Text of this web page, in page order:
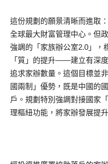
這份規劃的願景清晰而進取
全球最大財富管理中心。但
強調的「家族辦公室2.0」，
「質」的提升——建立有深
追求家辦數量。這個目標並
國兩制」優勢，既是中國的
戶。規劃特別強調對接國家
理樞紐功能，將家辦發展提